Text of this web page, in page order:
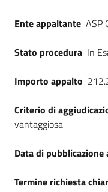
Ente appaltante ASP
Stato procedura In
Importo appalto
Criterio di
vantaggiosa
Data di pubblicazione
Termine richiesta